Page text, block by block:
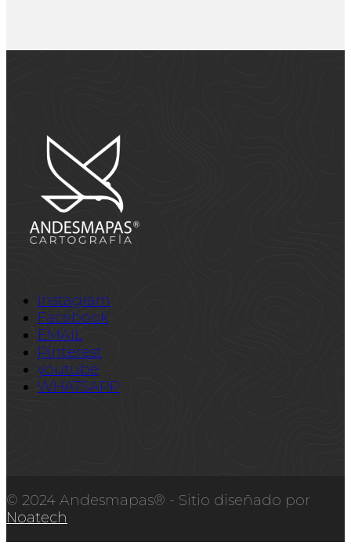
Instagram
Facebook
EMAIL
Pinterest
youtube
WHATSAPP
© 2024 Andesmapas® - Sitio diseñado por
Noatech